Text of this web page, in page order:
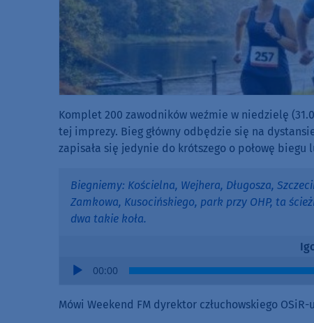
Komplet 200 zawodników weźmie w niedzielę
tej imprezy. Bieg główny odbędzie się na
zapisała się jedynie do krótszego o połowę biegu
Biegniemy: Kościelna, Wejhera, Długosza,
Zamkowa, Kusocińskiego, park przy OHP, ta
dwa takie koła.
Audio
00:00
Mówi Weekend FM dyrektor człuchowskiego